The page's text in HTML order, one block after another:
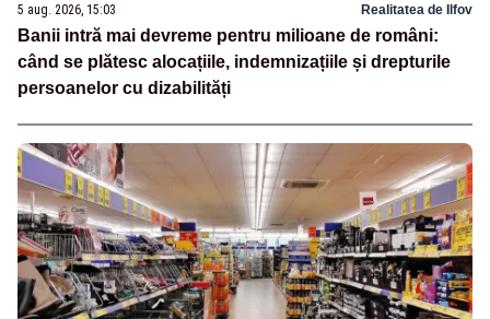
5 aug. 2026, 15:03 Realitatea de Ilfov
Banii intră mai devreme pentru milioane de români:
când se plătesc alocațiile, indemnizațiile și drepturile
persoanelor cu dizabilități